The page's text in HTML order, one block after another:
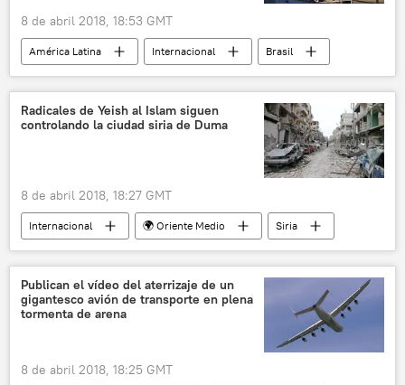
8 de abril 2018, 18:53 GMT
América Latina Internacional
Brasil
Luiz Inacio Lula da Silva
Evo Morales
Rafael Correa
Nicolás Maduro
Pablo Iglesias
Cristina Fernández de Kirchner
noticias
Radicales de Yeish al Islam siguen
controlando la ciudad siria de Duma
8 de abril 2018, 18:27 GMT
Internacional 🌍 Oriente Medio
Siria
Guta Oriental
Guerra civil de Siria
evacuación
radicales noticias
Publican el vídeo del aterrizaje de un
gigantesco avión de transporte en plena
tormenta de arena
8 de abril 2018, 18:25 GMT